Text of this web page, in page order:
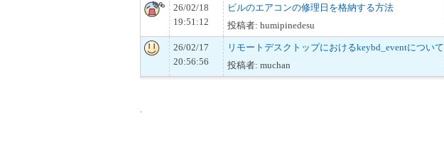
26/02/18
19:51:12
ビルのエアコンの修理日を格納する方法
投稿者: humipinedesu
26/02/17
20:56:56
リモートデスクトップにおけるkeybd_eventについて
投稿者: muchan